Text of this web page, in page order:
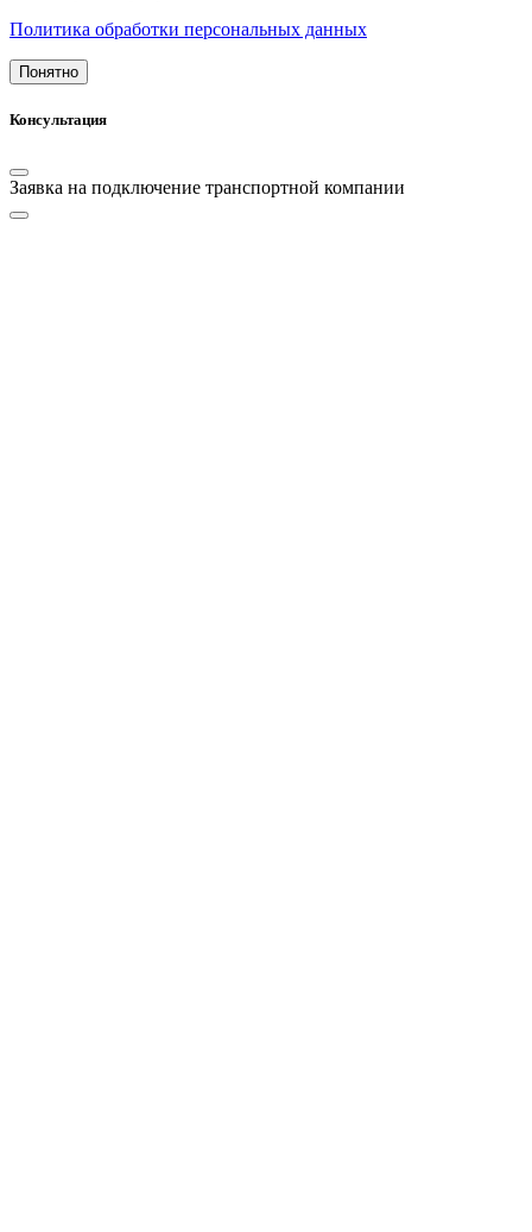
Политика обработки персональных данных
Понятно
Консультация
Заявка на подключение транспортной компании